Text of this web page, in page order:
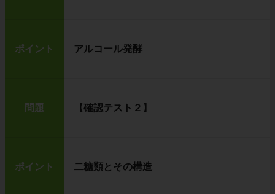
ポイント アルコール発酵
問題 【確認テスト２】
ポイント 二糖類とその構造